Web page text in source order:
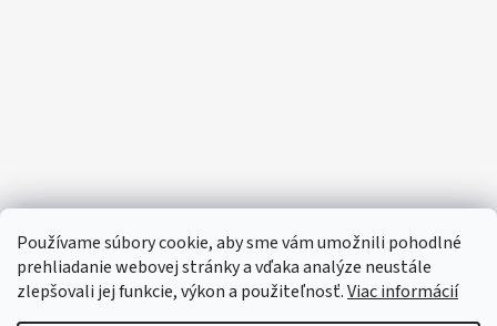
Používame súbory cookie, aby sme vám umožnili pohodlné
prehliadanie webovej stránky a vďaka analýze neustále
zlepšovali jej funkcie, výkon a použiteľnosť.Viac informácií